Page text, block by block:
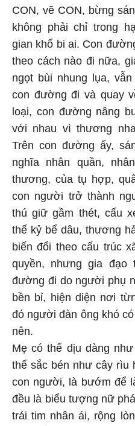
CON, vẽ CON, bừng
không phải chỉ trong
gian khổ bi ai. Con
theo cách nào đi nữa,
ngọt bùi nhung lụa,
con đường đi và quay
loại, con đường nâng
với nhau vì thương
Trên con đường ấy,
nghĩa nhân quần,
thương, của tụ hợp,
con người trở thành
thú giữ gầm thét, cấu
thế kỷ bể dâu, thương
biến đổi theo cấu trúc
quyền, nhưng gia
đường đi do người phụ
bền bỉ, hiện diện nơi
đó người đàn ông khó
nên.
Mẹ có thể dịu dàng
thể sắc bén như cây rìu
con người, là bướm để
đều là biểu tượng nữ
trái tim nhân ái, rộng